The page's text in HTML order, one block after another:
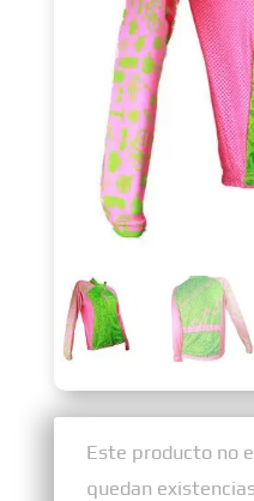
Sin existencias
Este producto no
quedan